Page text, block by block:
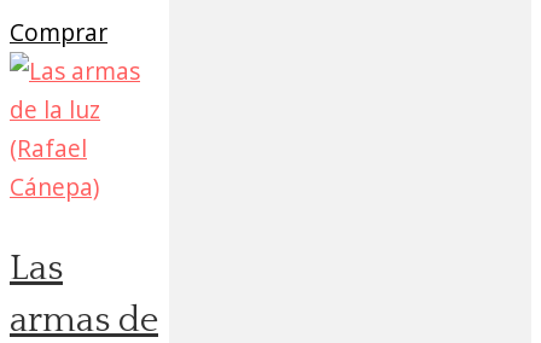
Comprar
Las
armas de